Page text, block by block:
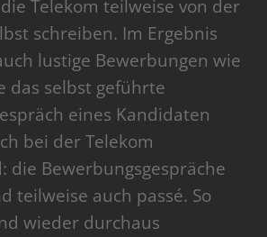
Telekom teilweise von der
schreiben. Im Ergebnis
lustige Bewerbungen wie
das selbst geführte
eines Kandidaten
bei der Telekom
die Bewerbungsgespräche
teilweise auch passé. So
wieder durchaus